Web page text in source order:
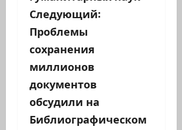
г
а
ц
и
я
Следующий:
Проблемы
сохранения
миллионов
документов
обсудили на
Библиографическом